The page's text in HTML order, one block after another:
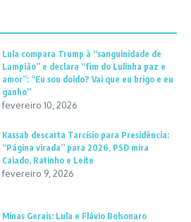
Lula compara Trump à “sanguinidade de
Lampião” e declara “fim do Lulinha paz e
amor”: “Eu sou doido? Vai que eu brigo e eu
ganho”
fevereiro 10, 2026
Kassab descarta Tarcísio para Presidência:
“Página virada” para 2026, PSD mira
Caiado, Ratinho e Leite
fevereiro 9, 2026
Minas Gerais: Lula e Flávio Bolsonaro